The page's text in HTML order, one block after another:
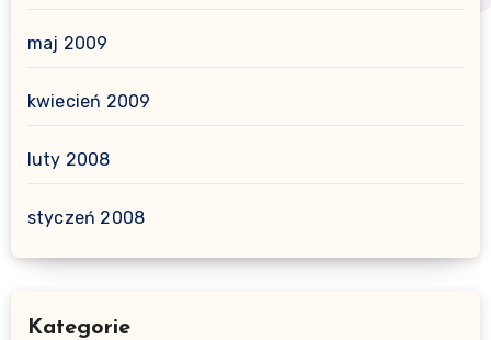
maj 2009
kwiecień 2009
luty 2008
styczeń 2008
Kategorie